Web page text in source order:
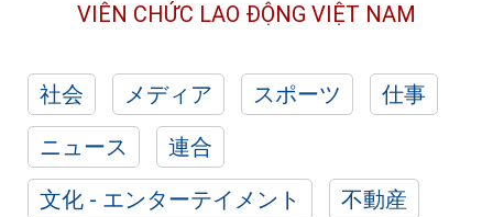
VIÊN CHỨC LAO ĐỘNG VIỆT NAM
社会 メディア スポーツ
仕事
ニュース
連合
文化 - エンターテイメント
不動産